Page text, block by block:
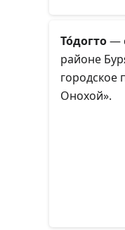
То́догто—
районе
городское
Онохой».